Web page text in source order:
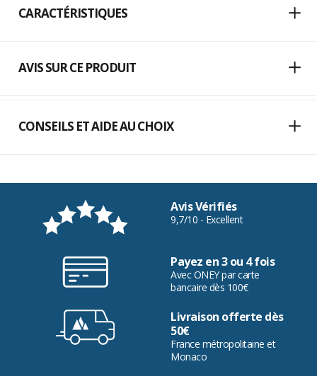
CARACTÉRISTIQUES
AVIS SUR CE PRODUIT
CONSEILS ET AIDE AU CHOIX
Avis Vérifiés
9,7/10 - Excellent
Payez en 3 ou 4 fois
Avec ONEY par carte
bancaire dès 100€
Livraison offerte dès
50€
France métropolitaine et
Monaco